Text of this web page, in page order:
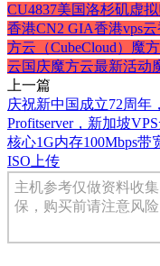
CU4837美国洛杉矶虚拟
香港CN2 GIA香港vps云
方云（CubeCloud） 魔
云国庆魔方云最新活动
上一篇
庆祝新中国成立72周年
Profitserver，新加坡
核心1G内存100Mbps带
ISO上传
主机参考仅做资料收
保，购买前请注意风